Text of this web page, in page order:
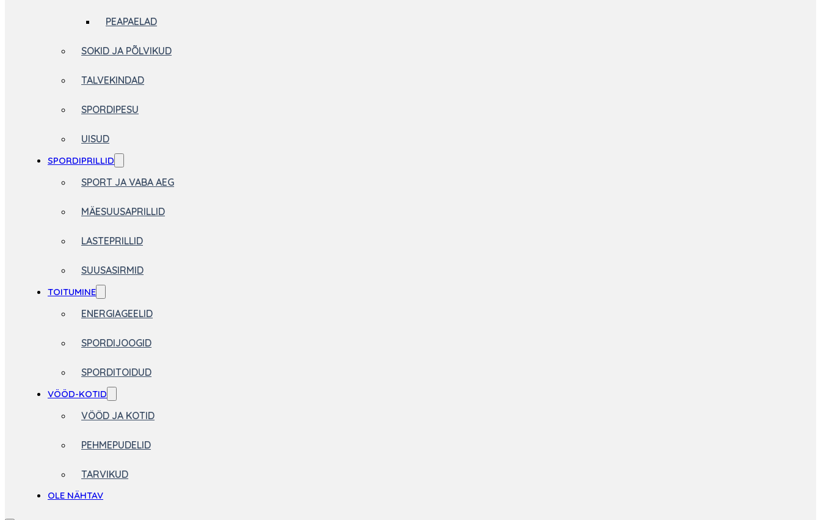
PEAPAELAD
SOKID JA PÕLVIKUD
TALVEKINDAD
SPORDIPESU
UISUD
SPORDIPRILLID
SPORT JA VABA AEG
MÄESUUSAPRILLID
LASTEPRILLID
SUUSASIRMID
TOITUMINE
ENERGIAGEELID
SPORDIJOOGID
SPORDITOIDUD
VÖÖD-KOTID
VÖÖD JA KOTID
PEHMEPUDELID
TARVIKUD
OLE NÄHTAV